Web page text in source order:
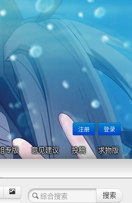
注册 登录
专版 意见建议 投稿 求物版